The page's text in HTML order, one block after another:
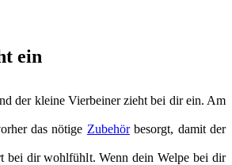
ein
der kleine Vierbeiner zieht bei dir ein. Am
das nötige Zubehörbesorgt, damit der
bei dir wohlfühlt. Wenn dein Welpe bei dir